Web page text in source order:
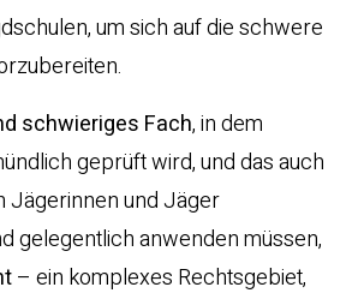
um sich auf die schwere
schwieriges Fach, in dem
geprüft wird, und das auch
Jägerinnen und Jäger
gelegentlich anwenden müssen,
– ein komplexes Rechtsgebiet,